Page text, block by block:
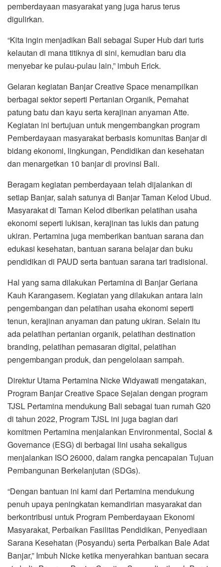
pemberdayaan masyarakat yang juga harus terus
digulirkan.
“Kita ingin menjadikan Bali sebagai Super Hub dari turis
kelautan di mana titiknya di sini, kemudian baru dia
menyebar ke pulau-pulau lain,” imbuh Erick.
Gelaran kegiatan Banjar Creative Space menampilkan
berbagai sektor seperti Pertanian Organik, Pemahat
patung batu dan kayu serta kerajinan anyaman Atte.
Kegiatan ini bertujuan untuk mengembangkan program
Pemberdayaan masyarakat berbasis komunitas Banjar di
bidang ekonomi, lingkungan, Pendidikan dan kesehatan
dan menargetkan 10 banjar di provinsi Bali.
Beragam kegiatan pemberdayaan telah dijalankan di
setiap Banjar, salah satunya di Banjar Taman Kelod Ubud.
Masyarakat di Taman Kelod diberikan pelatihan usaha
ekonomi seperti lukisan, kerajinan tas lukis dan patung
ukiran. Pertamina juga memberikan bantuan sarana dan
edukasi kesehatan, bantuan sarana belajar dan buku
pendidikan di PAUD serta bantuan sarana tari tradisional.
Hal yang sama dilakukan Pertamina di Banjar Geriana
Kauh Karangasem. Kegiatan yang dilakukan antara lain
pengembangan dan pelatihan usaha ekonomi seperti
tenun, kerajinan anyaman dan patung ukiran. Selain itu
ada pelatihan pertanian organik, pelatihan destination
branding, pelatihan pemasaran digital, pelatihan
pengembangan produk, dan pengelolaan sampah.
Direktur Utama Pertamina Nicke Widyawati mengatakan,
Program Banjar Creative Space Sejalan dengan program
TJSL Pertamina mendukung Bali sebagai tuan rumah G20
di tahun 2022, Program TJSL ini juga bagian dari
komitmen Pertamina menjalankan Environmental, Social &
Governance (ESG) di berbagai lini usaha sekaligus
menjalankan ISO 26000, dalam rangka pencapaian Tujuan
Pembangunan Berkelanjutan (SDGs).
“Dengan bantuan ini kami dari Pertamina mendukung
penuh upaya peningkatan kemandirian masyarakat dan
berkontribusi untuk Program Pemberdayaan Ekonomi
Masyarakat, Perbaikan Fasilitas Pendidikan, Penyediaan
Sarana Kesehatan (Posyandu) serta Perbaikan Bale Adat
Banjar,” Imbuh Nicke ketika menyerahkan bantuan secara